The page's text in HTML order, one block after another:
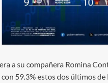
a su compañera Romina
59.3% estos dos últimos